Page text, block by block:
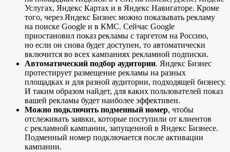
Услугах, Яндекс Картах и в Яндекс Навигаторе. Кроме
того, через Яндекс Бизнес можно показывать рекламу
на поиске Google и в КМС. Сейчас Google
приостановил показ рекламы с таргетом на Россию,
но если он снова будет доступен, то автоматически
включится во всех кампаниях рекламной подписки.
Автоматический подбор аудитории. Яндекс Бизнес
протестирует размещение рекламы на разных
площадках и для разной аудитории, подходящей бизнесу.
И таким образом найдет, для каких пользователей показ
вашей рекламы будет наиболее эффективен.
Можно подключить подменный номер, чтобы
отслеживать заявки, которые поступили от клиентов
с рекламной кампании, запущенной в Яндекс Бизнесе.
Подменный номер подключается после активации
кампании.